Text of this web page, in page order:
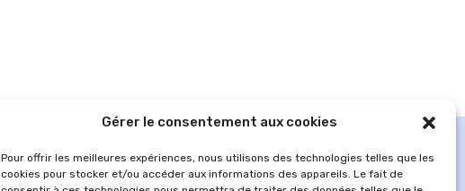
Gérer le consentement aux cookies
Pour offrir les meilleures expériences, nous utilisons des technologies telles que les
cookies pour stocker et/ou accéder aux informations des appareils. Le fait de